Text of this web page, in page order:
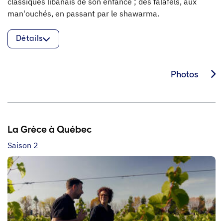
man'ouchés, en passant par le shawarma.
Détails
Photos
La Grèce à Québec
Saison 2